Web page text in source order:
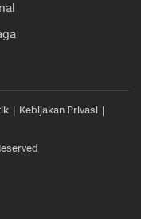
Kebijakan Privasi